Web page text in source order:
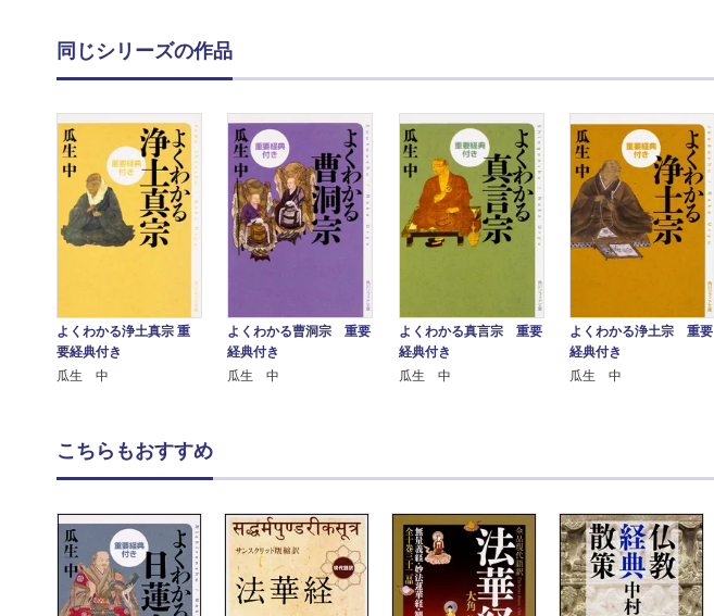
同じシリーズの作品
よくわかる浄土真宗 重
要経典付き
瓜生 中
よくわかる曹洞宗 重要
経典付き
瓜生 中
よくわかる真言宗 重要
経典付き
瓜生 中
よくわかる浄土宗 重要
経典付き
瓜生 中
こちらもおすすめ